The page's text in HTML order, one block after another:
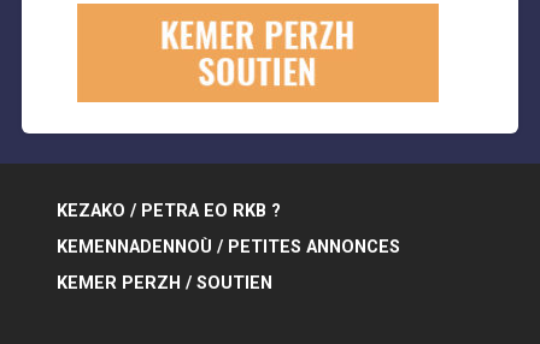
KEZAKO / PETRA EO RKB ?
KEMENNADENNOÙ / PETITES ANNONCES
KEMER PERZH / SOUTIEN